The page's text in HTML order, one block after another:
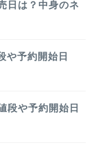
日は？中身のネ
や予約開始日
段や予約開始日